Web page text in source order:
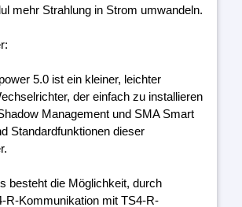
mehr Strahlung in Strom umwandeln.
5.0 ist ein kleiner, leichter
der einfach zu installieren
Management und SMA Smart
Standardfunktionen dieser
besteht die Möglichkeit, durch
R-Kommunikation mit TS4-R-